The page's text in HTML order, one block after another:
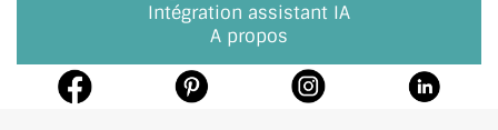
Intégration assistant IA
A propos